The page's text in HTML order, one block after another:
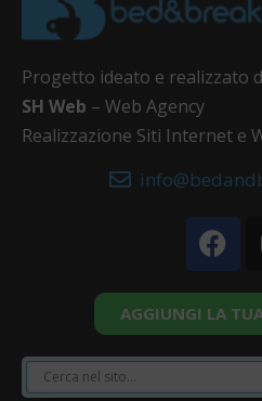
Progetto ideato e realizzato
SH Web – Web Agency
Realizzazione Siti Internet e
AGGIUNGI LA